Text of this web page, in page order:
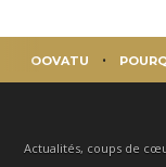
OOVATU
Actualités, coups de